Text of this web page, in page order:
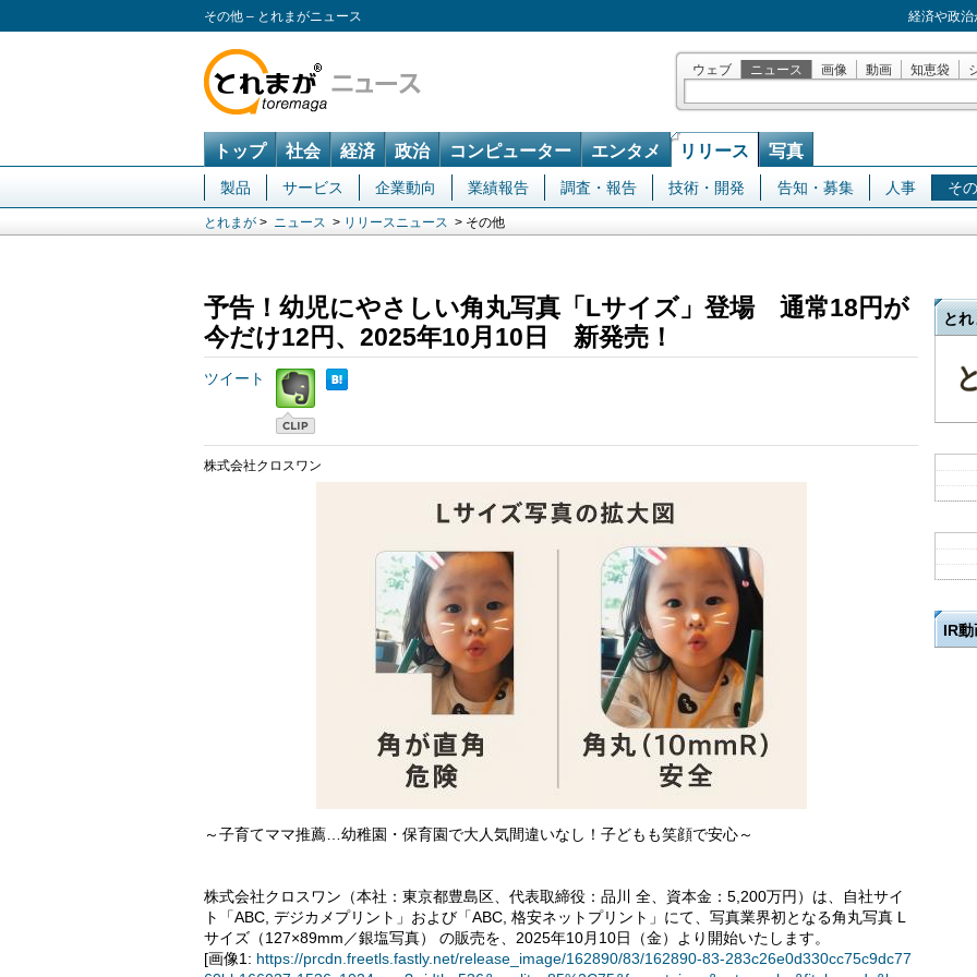
その他 – とれまがニュース 経済や政
ウェブ ニュース 画像 動画 知恵袋
トップ 社会 経済 政治 コンピューター エンタメ リリース 写真
製品 サービス 企業動向 業績報告 調査・報告 技術・開発 告知・募集 人事 そ
とれまが > ニュース > リリースニュース > その他
予告！幼児にやさしい角丸写真「Lサイズ」登場 通常18円が
今だけ12円、2025年10月10日 新発売！
ツイート
株式会社クロスワン
～子育てママ推薦…幼稚園・保育園で大人気間違いなし！子どもも笑顔で安心～
株式会社クロスワン（本社：東京都豊島区、代表取締役：品川 全、資本金：5,200万円）は、自社サイ
ト「ABC, デジカメプリント」および「ABC, 格安ネットプリント」にて、写真業界初となる角丸写真 L
サイズ（127×89mm／銀塩写真） の販売を、2025年10月10日（金）より開始いたします。
[画像1: https://prcdn.freetls.fastly.net/release_image/162890/83/162890-83-283c26e0d330cc75c9dc77
とれ
IR動